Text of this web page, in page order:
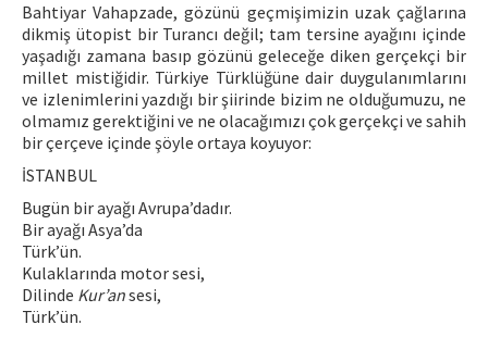
Bahtiyar Vahapzade, gözünü geçmişimizin uzak çağlarına
dikmiş ütopist bir Turancı değil; tam tersine ayağını içinde
yaşadığı zamana basıp gözünü geleceğe diken gerçekçi bir
millet mistiğidir. Türkiye Türklüğüne dair duygulanımlarını
ve izlenimlerini yazdığı bir şiirinde bizim ne olduğumuzu, ne
olmamız gerektiğini ve ne olacağımızı çok gerçekçi ve sahih
bir çerçeve içinde şöyle ortaya koyuyor:
İSTANBUL
Bugün bir ayağı Avrupa’dadır.
Bir ayağı Asya’da
Türk’ün.
Kulaklarında motor sesi,
Dilinde Kur’ansesi,
Türk’ün.